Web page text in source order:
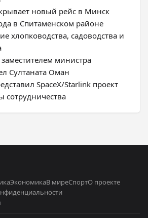
новый рейс в Минск
в Спитаменском районе
хлопководства, садоводства и
заместителем министра
Султаната Оман
SpaceX/Starlink проект
сотрудничества
ЭкономикаВ миреСпортО проекте